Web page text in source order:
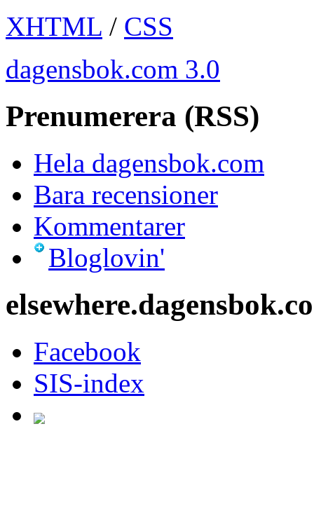
XHTML / CSS
dagensbok.com 3.0
Prenumerera (RSS)
Hela dagensbok.com
Bara recensioner
Kommentarer
Bloglovin'
Facebook
SIS-index